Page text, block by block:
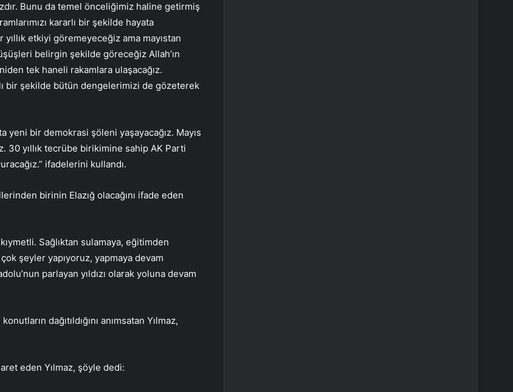
Bunu da temel önceliğimiz haline getirmiş
kararlı bir şekilde hayata
etkiyi göremeyeceğiz ama mayıstan
belirgin şekilde göreceğiz Allah’ın
tek haneli rakamlara ulaşacağız.
bir şekilde bütün dengelerimizi de gözeterek
yeni bir demokrasi şöleni yaşayacağız. Mayıs
30 yıllık tecrübe birikimine sahip AK Parti
ifadelerini kullandı.
birinin Elazığ olacağını ifade eden
Sağlıktan sulamaya, eğitimden
şeyler yapıyoruz, yapmaya devam
parlayan yıldızı olarak yoluna devam
dağıtıldığını anımsatan Yılmaz,
eden Yılmaz, şöyle dedi: